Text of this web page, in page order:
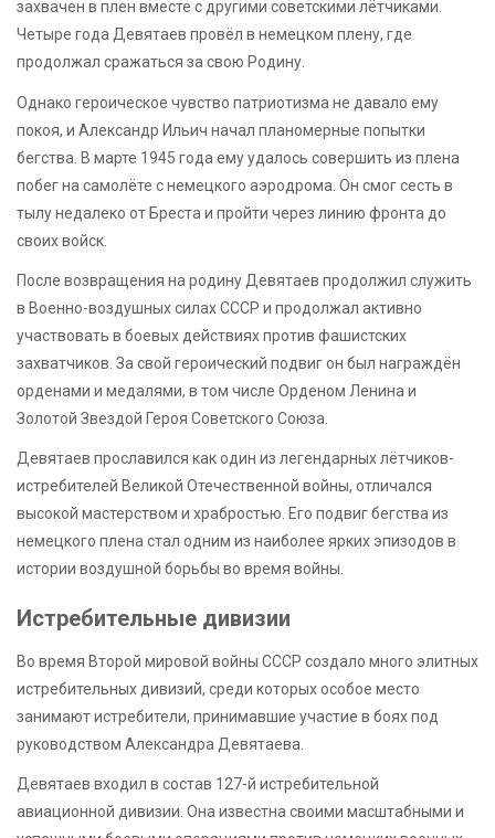
захвачен в плен вместе с другими советскими лётчиками.
Четыре года Девятаев провёл в немецком плену, где
продолжал сражаться за свою Родину.
Однако героическое чувство патриотизма не давало ему
покоя, и Александр Ильич начал планомерные попытки
бегства. В марте 1945 года ему удалось совершить из плена
побег на самолёте с немецкого аэродрома. Он смог сесть в
тылу недалеко от Бреста и пройти через линию фронта до
своих войск.
После возвращения на родину Девятаев продолжил служить
в Военно-воздушных силах СССР и продолжал активно
участвовать в боевых действиях против фашистских
захватчиков. За свой героический подвиг он был награждён
орденами и медалями, в том числе Орденом Ленина и
Золотой Звездой Героя Советского Союза.
Девятаев прославился как один из легендарных лётчиков-
истребителей Великой Отечественной войны, отличался
высокой мастерством и храбростью. Его подвиг бегства из
немецкого плена стал одним из наиболее ярких эпизодов в
истории воздушной борьбы во время войны.
Истребительные дивизии
Во время Второй мировой войны СССР создало много элитных
истребительных дивизий, среди которых особое место
занимают истребители, принимавшие участие в боях под
руководством Александра Девятаева.
Девятаев входил в состав 127-й истребительной
авиационной дивизии. Она известна своими масштабными и